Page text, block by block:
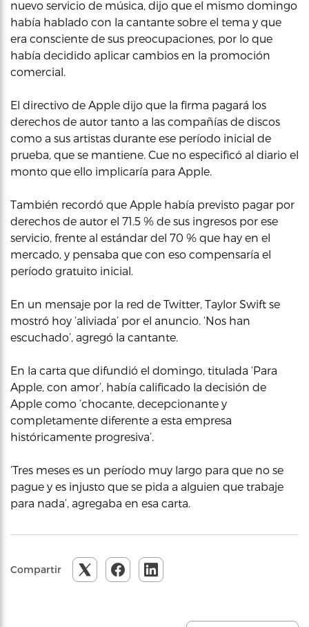
nuevo servicio de música, dijo que el mismo domingo
había hablado con la cantante sobre el tema y que
era consciente de sus preocupaciones, por lo que
había decidido aplicar cambios en la promoción
comercial.
El directivo de Apple dijo que la firma pagará los
derechos de autor tanto a las compañías de discos
como a sus artistas durante ese período inicial de
prueba, que se mantiene. Cue no especificó al diario el
monto que ello implicaría para Apple.
También recordó que Apple había previsto pagar por
derechos de autor el 71.5 % de sus ingresos por ese
servicio, frente al estándar del 70 % que hay en el
mercado, y pensaba que con eso compensaría el
período gratuito inicial.
En un mensaje por la red de Twitter, Taylor Swift se
mostró hoy ‘aliviada’ por el anuncio. ‘Nos han
escuchado’, agregó la cantante.
En la carta que difundió el domingo, titulada ‘Para
Apple, con amor’, había calificado la decisión de
Apple como ‘chocante, decepcionante y
completamente diferente a esta empresa
históricamente progresiva’.
‘Tres meses es un período muy largo para que no se
pague y es injusto que se pida a alguien que trabaje
para nada’, agregaba en esa carta.
Compartir